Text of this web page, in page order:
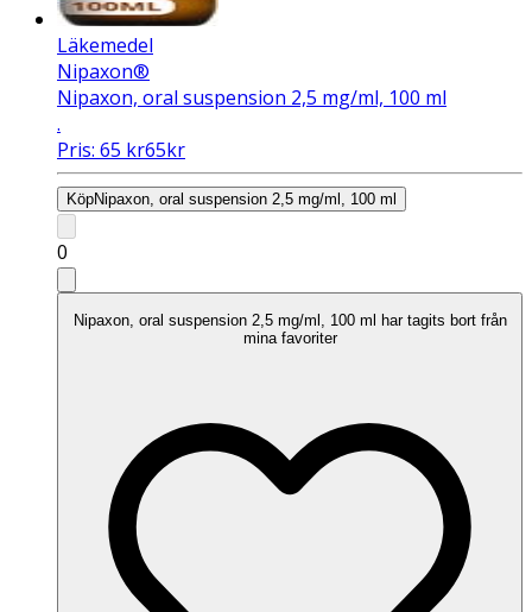
Läkemedel
Nipaxon®
Nipaxon, oral suspension 2,5 mg/ml, 100 ml
.
Pris: 65 kr65kr
KöpNipaxon, oral suspension 2,5 mg/ml, 100 ml
0
Nipaxon, oral suspension 2,5 mg/ml, 100 ml har tagits bort från
mina favoriter